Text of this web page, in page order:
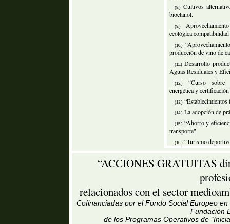
(8.) Cultivos
bioetanol.
(9.)
ecológica
(10.)
producción de vino de
(11.) Desarrollo
Aguas Residuales y
(12.)
“Curso sobre
energética y
(13.)
(14.) La adopción de
(15.) “Ahorro y
transporte".
(16.) “Turismo
“ACCIONES GRATUITAS
relacionados con el sector
Cofinanciadas por el Fondo Social Europeo
Fundación
de los Programas Operativos de